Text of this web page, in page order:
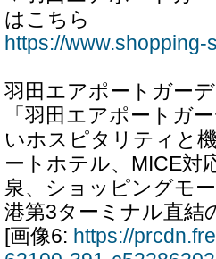
はこちら
https://
羽田エアポートガー
「羽田エアポートガ
いホスピタリティと
ートホテル、MICE対
泉、ショッピングモ
港第3ターミナル直結
[画像6: https://